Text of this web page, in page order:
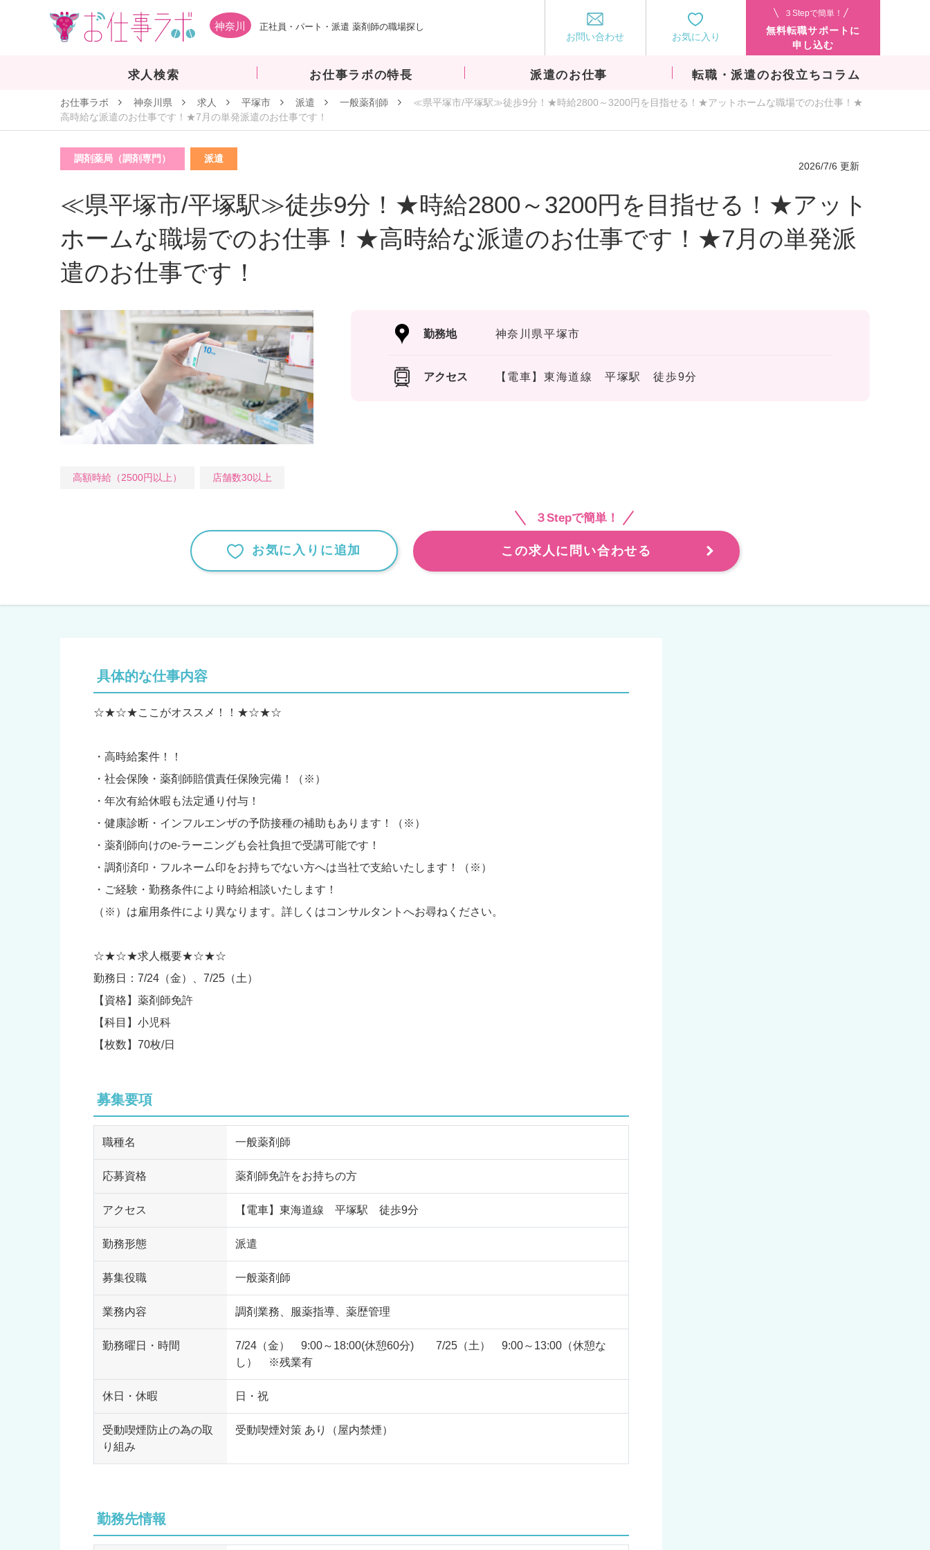
神奈川 正社員・パート・派遣 薬剤師の職場探し
お問い合わせ お気に入り
３Stepで簡単！
無料転職サポートに
申し込む
求人検索 お仕事ラボの特長 派遣のお仕事 転職・派遣のお役立ちコラム
お仕事ラボ 神奈川県 求人 平塚市 派遣 一般薬剤師
≪県平塚市/平塚駅≫徒歩9分！★時給2800～3200円を目指せる！★アットホームな職場でのお仕事！★
高時給な派遣のお仕事です！★7月の単発派遣のお仕事です！
調剤薬局（調剤専門） 派遣
2026/7/6 更新
≪県平塚市/平塚駅≫徒歩9分！★時給2800～3200円を目指せる！★アット
ホームな職場でのお仕事！★高時給な派遣のお仕事です！★7月の単発派
遣のお仕事です！
勤務地 神奈川県平塚市
アクセス 【電車】東海道線 平塚駅 徒歩9分
高額時給（2500円以上） 店舗数30以上
お気に入りに追加
３Stepで簡単！
この求人に問い合わせる
具体的な仕事内容
☆★☆★ここがオススメ！！★☆★☆
・高時給案件！！
・社会保険・薬剤師賠償責任保険完備！（※）
・年次有給休暇も法定通り付与！
・健康診断・インフルエンザの予防接種の補助もあります！（※）
・薬剤師向けのe-ラーニングも会社負担で受講可能です！
・調剤済印・フルネーム印をお持ちでない方へは当社で支給いたします！（※）
・ご経験・勤務条件により時給相談いたします！
（※）は雇用条件により異なります。詳しくはコンサルタントへお尋ねください。
☆★☆★求人概要★☆★☆
勤務日：7/24（金）、7/25（土）
【資格】薬剤師免許
【科目】小児科
【枚数】70枚/日
募集要項
職種名 一般薬剤師
応募資格 薬剤師免許をお持ちの方
アクセス 【電車】東海道線 平塚駅 徒歩9分
勤務形態 派遣
募集役職 一般薬剤師
業務内容 調剤業務、服薬指導、薬歴管理
勤務曜日・時間
7/24（金） 9:00～18:00(休憩60分) 7/25（土） 9:00～13:00（休憩な
し） ※残業有
休日・休暇 日・祝
受動喫煙防止の為の取
り組み
受動喫煙対策 あり（屋内禁煙）
勤務先情報